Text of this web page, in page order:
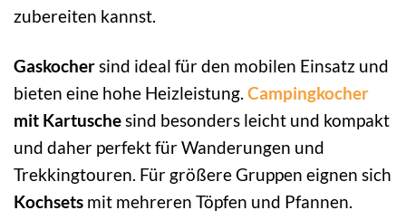
zubereiten kannst.
Gaskochersind ideal für den mobilen Einsatz und
bieten eine hohe Heizleistung. Campingkocher
mit Kartuschesind besonders leicht und kompakt
und daher perfekt für Wanderungen und
Trekkingtouren. Für größere Gruppen eignen sich
Kochsets mit mehreren Töpfen und Pfannen.